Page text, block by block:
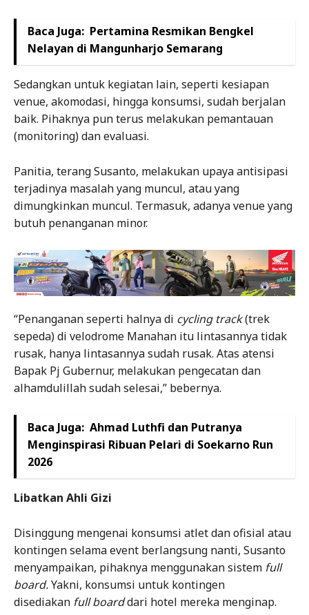
Baca Juga: Pertamina Resmikan Bengkel
Nelayan di Mangunharjo Semarang
Sedangkan untuk kegiatan lain, seperti kesiapan
venue, akomodasi, hingga konsumsi, sudah berjalan
baik. Pihaknya pun terus melakukan pemantauan
(monitoring) dan evaluasi.
Panitia, terang Susanto, melakukan upaya antisipasi
terjadinya masalah yang muncul, atau yang
dimungkinkan muncul. Termasuk, adanya venue yang
butuh penanganan minor.
“Penanganan seperti halnya di cycling track(trek
sepeda) di velodrome Manahan itu lintasannya tidak
rusak, hanya lintasannya sudah rusak. Atas atensi
Bapak Pj Gubernur, melakukan pengecatan dan
alhamdulillah sudah selesai,” bebernya.
Baca Juga: Ahmad Luthfi dan Putranya
Menginspirasi Ribuan Pelari di Soekarno Run
2026
Libatkan Ahli Gizi
Disinggung mengenai konsumsi atlet dan ofisial atau
kontingen selama event berlangsung nanti, Susanto
menyampaikan, pihaknya menggunakan sistem full
board.Yakni, konsumsi untuk kontingen
disediakan full boarddari hotel mereka menginap.